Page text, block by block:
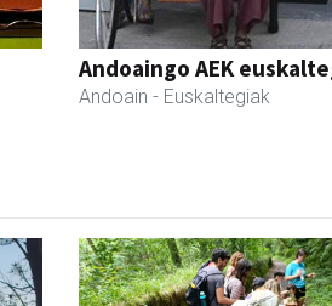
Andoaingo AEK
Andoain - Euskaltegiak